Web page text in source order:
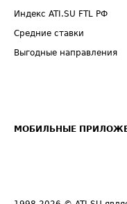
Индекс ATI.SU FTL РФ
Средние ставки
Выгодные направления
МОБИЛЬНЫЕ